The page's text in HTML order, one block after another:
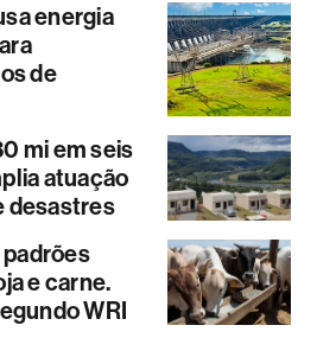
energia
de
mi em seis
atuação
desastres
e carne.
WRI